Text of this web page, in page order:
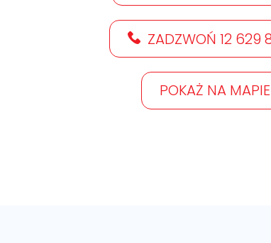
ZADZWOŃ 12 629
POKAŻ NA MAPIE